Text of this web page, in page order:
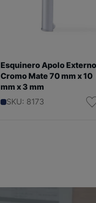
Esquinero Apolo Externo
Cromo Mate 70 mm x 10
mm x 3 mm
SKU: 8173